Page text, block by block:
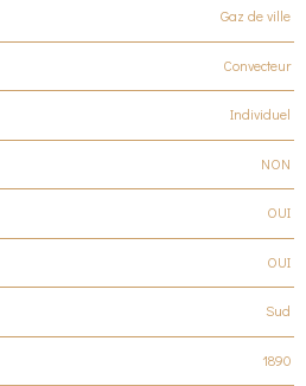
Gaz de ville
Convecteur
Individuel
NON
OUI
OUI
Sud
1890